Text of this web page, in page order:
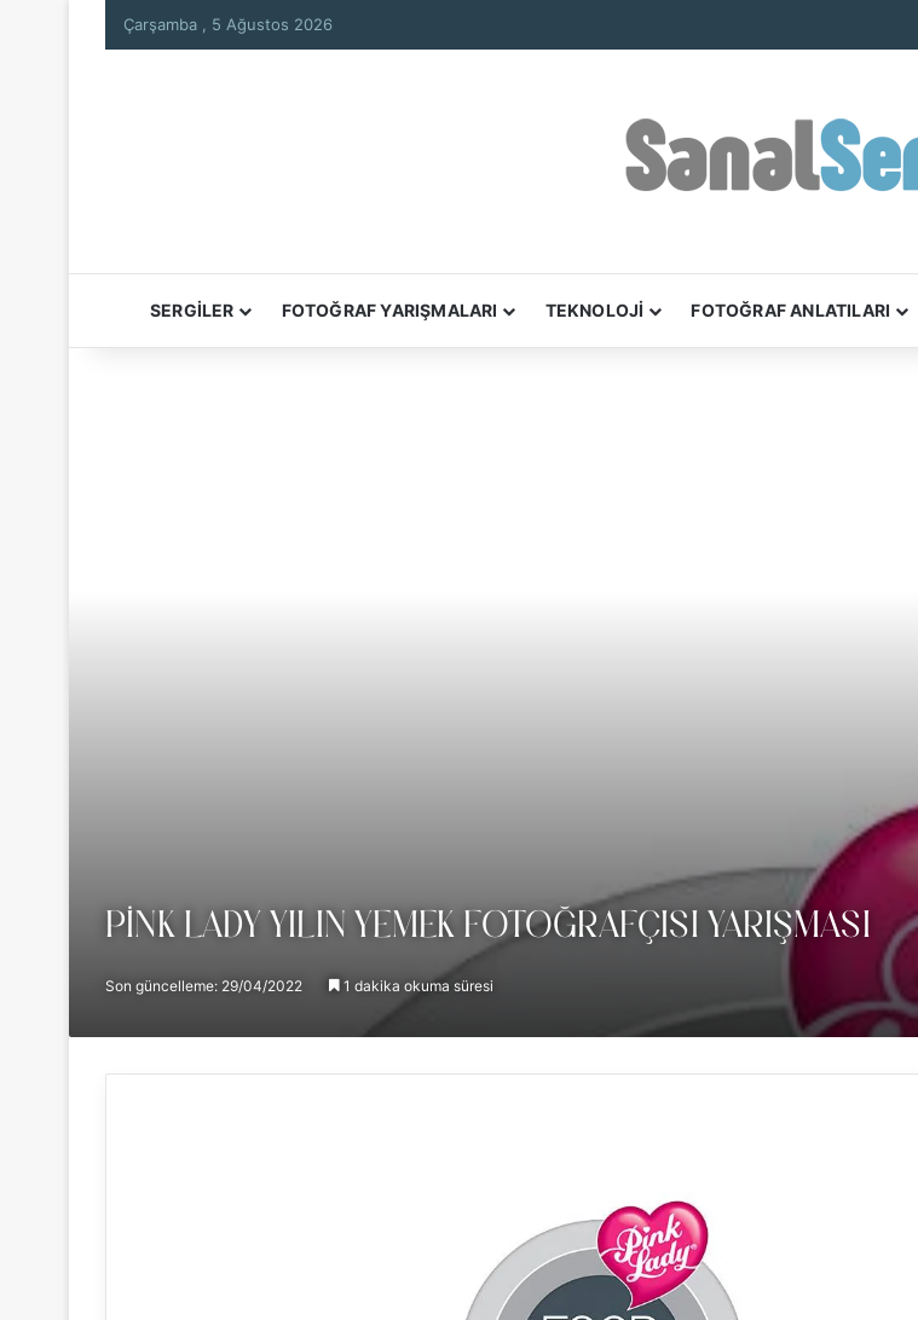
Çarşamba , 5 Ağustos 2026
SERGİLER FOTOĞRAF YARIŞMALARI TEKNOLOJİ FOTOĞRAF ANLATILARI
PINK LADY YILIN YEMEK FOTOĞRAFÇISI YARIŞMASI
Son güncelleme: 29/04/2022 1 dakika okuma süresi